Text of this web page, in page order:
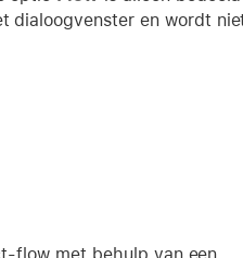
dialoogvenster en wordt